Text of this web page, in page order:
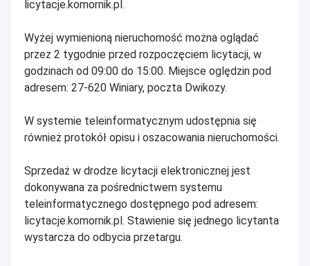
licytacje.komornik.pl.
Wyżej wymienioną nieruchomość można oglądać
przez 2 tygodnie przed rozpoczęciem licytacji, w
godzinach od 09:00 do 15:00. Miejsce oględzin pod
adresem: 27-620 Winiary, poczta Dwikozy.
W systemie teleinformatycznym udostępnia się
również protokół opisu i oszacowania nieruchomości.
Sprzedaż w drodze licytacji elektronicznej jest
dokonywana za pośrednictwem systemu
teleinformatycznego dostępnego pod adresem:
licytacje.komornik.pl. Stawienie się jednego licytanta
wystarcza do odbycia przetargu.